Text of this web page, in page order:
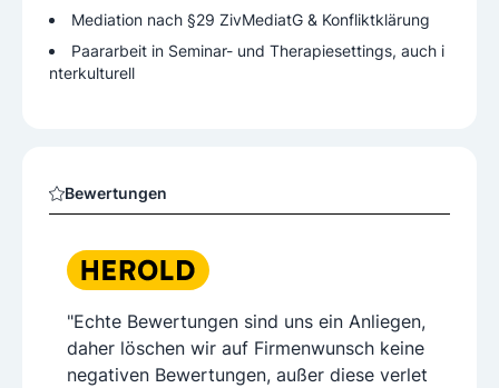
Mediation nach §29 ZivMediatG & Konfliktklärung
Paararbeit in Seminar- und Therapiesettings, auch i
nterkulturell
Bewertungen
"Echte Bewertungen sind uns ein Anliegen,
daher löschen wir auf Firmenwunsch keine
negativen Bewertungen, außer diese verlet